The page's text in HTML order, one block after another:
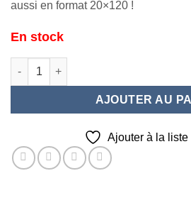
aussi en format 20×120 !
En stock
quantité de REAL FOREST Oak 30X120
AJOUTER AU
Ajouter à la liste